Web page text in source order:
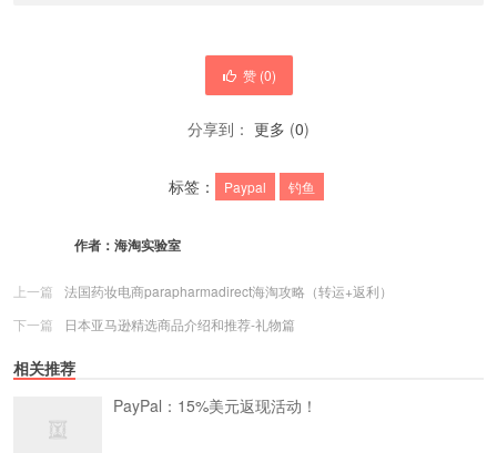
赞 (0)
分享到： 更多 (0)
标签： Paypal 钓鱼
作者： 海淘实验室
上一篇
法国药妆电商parapharmadirect海淘攻略（转运+返利）
下一篇
日本亚马逊精选商品介绍和推荐-礼物篇
相关推荐
PayPal：15%美元返现活动！